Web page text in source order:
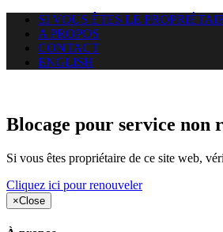
SI VOUS ÊTES LE
A PROPOS
CONTACT
ENGLISH
Blocage pour service non
Si vous êtes propriétaire de ce site web,
Cliquez ici pour renouveler
×Close